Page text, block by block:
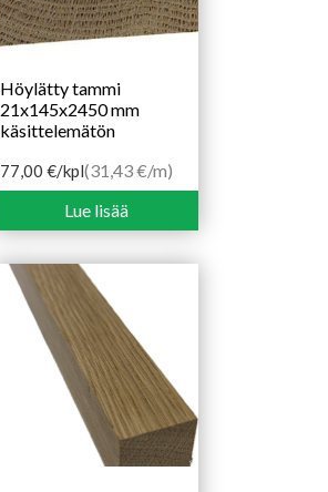
Höylätty tammi
21x145x2450 mm
käsittelemätön
77,00€/kpl(31,43 €/m)
Lue lisää